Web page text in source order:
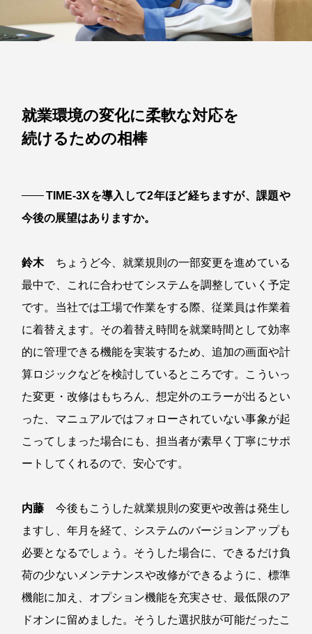
就業環境の変化に柔軟な対応を
続けるための相棒
TIME-3Xを導入して2年ほど経ちますが、課題や
今後の展望はありますか。
鈴木ちょうど今、就業規則の一部変更を進めている
最中で、これに合わせてシステムを調整していく予定
です。当社では工場で作業をする際、従業員は作業着
に着替えます。その着替え時間を就業時間として効率
的に管理できる機能を実装するため、追加の画面や計
算ロジックなどを検討しているところです。こういっ
た変更・改修はもちろん、想定外のエラーが出るとい
った、マニュアルではフォローされていない事象が起
こってしまった場合にも、担当者が素早く丁寧にサポ
ートしてくれるので、安心です。
内藤 今後もこうした就業規則の変更や改善は発生し
ますし、年月を経て、システムのバージョンアップも
必要となるでしょう。そうした場合に、できるだけ負
荷の少ないメンテナンスや改修ができるように、標準
機能に加え、オプション機能を充実させ、最低限のア
ドオンに留めました。そうした選択肢が可能だったこ